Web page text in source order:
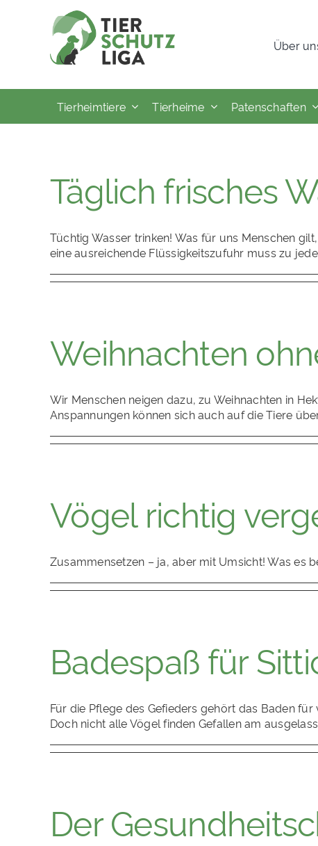
Über
Tierheimtiere Tierheime Patenschaften
Täglich frisches
Tüchtig Wasser trinken! Was für uns Menschen
eine ausreichende Flüssigkeitszufuhr muss zu
Weihnachten
Wir Menschen neigen dazu, zu Weihnachten in
Anspannungen können sich auch auf die Tiere
Vögel richtig
Zusammensetzen – ja, aber mit Umsicht! Was es
Badespaß für
Für die Pflege des Gefieders gehört das Baden
Doch nicht alle Vögel finden Gefallen am
Der